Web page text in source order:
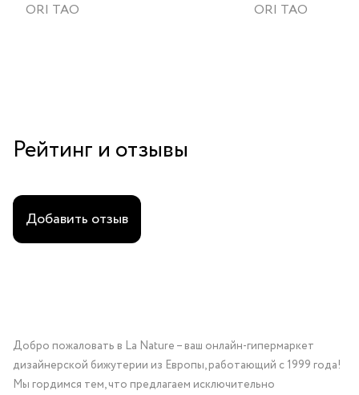
ORI TAO ORI TAO
Рейтинг и отзывы
Добавить отзыв
Добро пожаловать в La Nature – ваш онлайн-гипермаркет
дизайнерской бижутерии из Европы, работающий с 1999 года!
Мы гордимся тем, что предлагаем исключительно